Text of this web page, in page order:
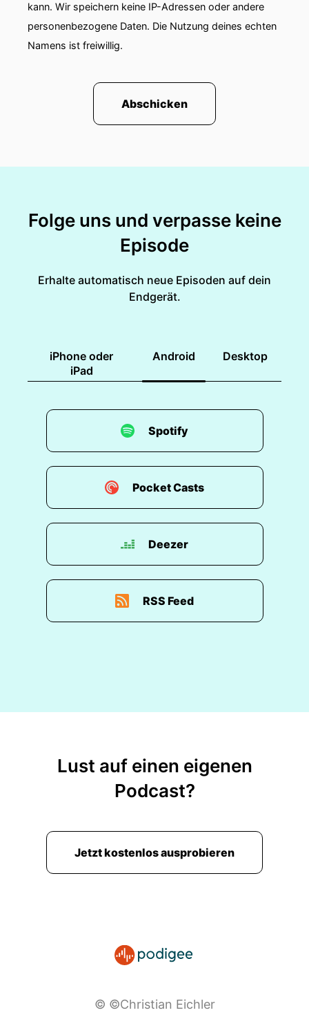
kann. Wir speichern keine IP-Adressen oder andere
personenbezogene Daten. Die Nutzung deines echten
Namens ist freiwillig.
Abschicken
Folge uns und verpasse keine
Episode
Erhalte automatisch neue Episoden auf dein
Endgerät.
iPhone oder
iPad
Android Desktop
Spotify
Pocket Casts
Deezer
RSS Feed
Lust auf einen eigenen
Podcast?
Jetzt kostenlos ausprobieren
© ©Christian Eichler